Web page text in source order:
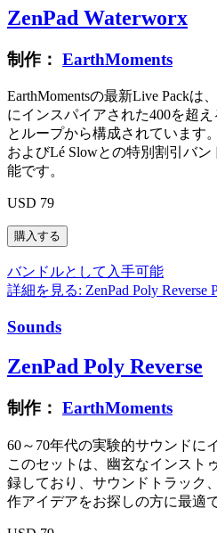
ZenPad Waterworx
制作： EarthMoments
EarthMomentsの最新Live Pack
にインスパイアされた400を超
とループから構成されています
およびLé Slowとの特別割引バ
能です。
USD 79
バンドルとして入手可能
詳細を見る: ZenPad Poly Reverse
Sounds
ZenPad Poly Reverse
制作： EarthMoments
60～70年代の実験的サウンドに
このセットは、幽玄なインスト
録しており、サウンドトラック
作アイデアをお探しの方に最適で